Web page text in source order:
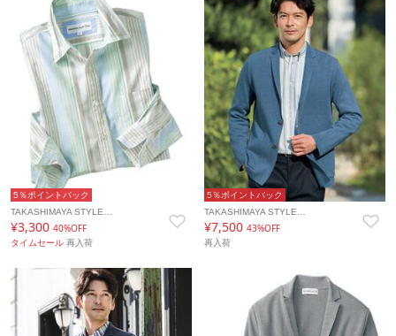
5％ポイントバック
TAKASHIMAYA STYLE…
¥3,300 40%OFF
タイムセール 再入荷
5％ポイントバック
TAKASHIMAYA STYLE…
¥7,50043%OFF
再入荷